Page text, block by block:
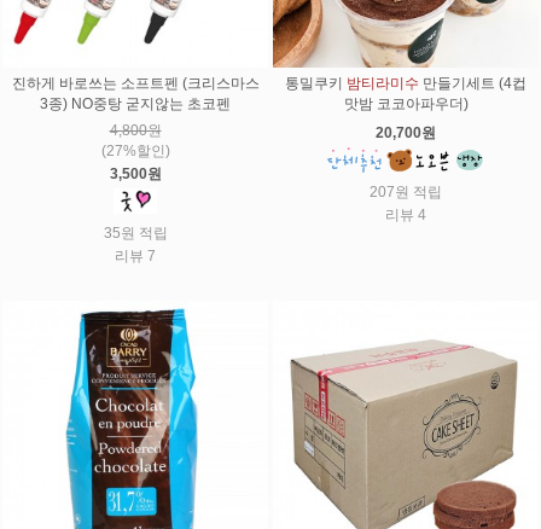
진하게 바로쓰는 소프트펜 (크리스마스
3종) NO중탕 굳지않는 초코펜
4,800원
(27%할인)
3,500원
35원 적립
리뷰 7
통밀쿠키 밤티라미수 만들기세트 (4컵
맛밤 코코아파우더)
20,700원
207원 적립
리뷰 4